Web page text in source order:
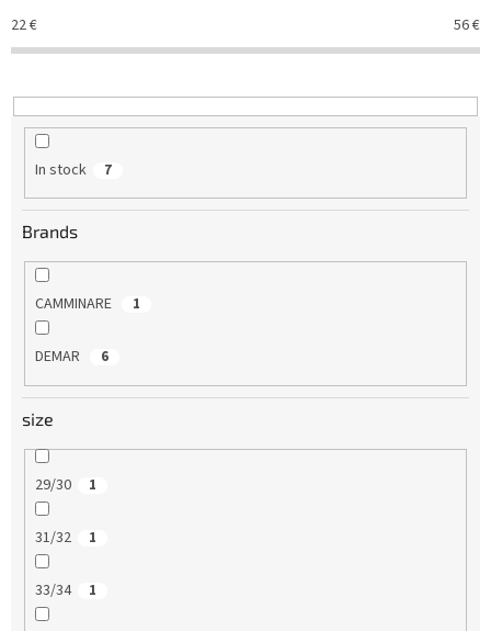
t
s
o
t
22€ 56€
In stock 7
Brands
CAMMINARE 1
DEMAR 6
size
29/30 1
31/32 1
33/34 1